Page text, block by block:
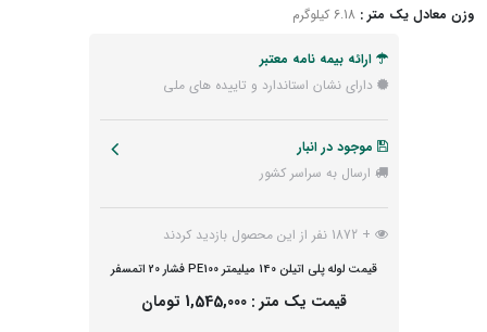
وزن معادل یک متر : 6.18 کیلوگرم
ارائه بیمه نامه معتبر
دارای نشان استاندارد و تاییده های ملی
موجود در انبار
ارسال به سراسر کشور
+ 1872 نفر از این محصول بازدید کردند
قیمت لوله پلی اتیلن 140 میلیمتر PE100 فشار 20 اتمسفر
قیمت یک متر : 1,545,000 تومان